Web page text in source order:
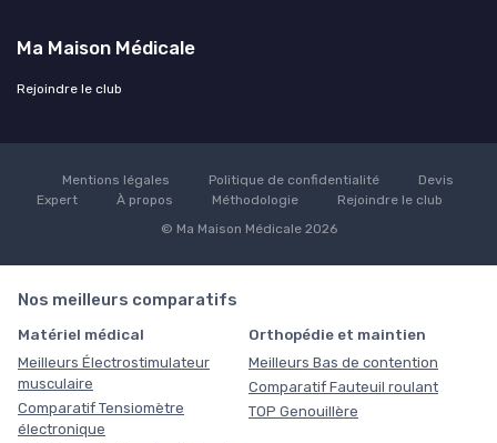
Ma Maison Médicale
Rejoindre le club
Mentions légales Politique de confidentialité
Devis
Expert
À propos Méthodologie
Rejoindre le club
© Ma Maison Médicale 2026
Nos meilleurs comparatifs
Matériel médical
Meilleurs Électrostimulateur
musculaire
Comparatif Tensiomètre
électronique
Orthopédie et maintien
Meilleurs Bas de contention
Comparatif Fauteuil roulant
TOP Genouillère